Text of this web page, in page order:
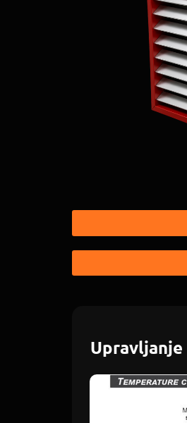
Upravljanje